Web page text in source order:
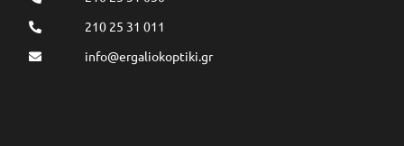
210 25 31 011
info@ergaliokoptiki.gr